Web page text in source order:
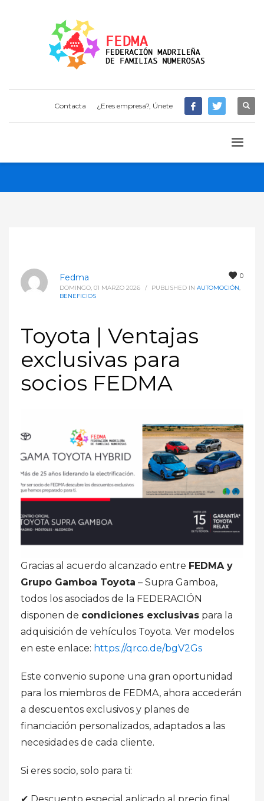
Contacta ¿Eres empresa?, Únete
0
Fedma
DOMINGO, 01 MARZO 2026 / PUBLISHED IN AUTOMOCIÓN
BENEFICIOS
Toyota | Ventajas
exclusivas para
socios FEDMA
Gracias al acuerdo alcanzado entre FEDMA y
Grupo Gamboa Toyota – Supra Gamboa,
todos los asociados de la FEDERACIÓN
disponen de condiciones exclusivas para la
adquisición de vehículos Toyota. Ver modelos
en este enlace: https://qrco.de/bgV2Gs
Este convenio supone una gran oportunidad
para los miembros de FEDMA, ahora accederán
a descuentos exclusivos y planes de
financiación personalizados, adaptados a las
necesidades de cada cliente.
Si eres socio, solo para ti:
✔ Descuento especial aplicado al precio final